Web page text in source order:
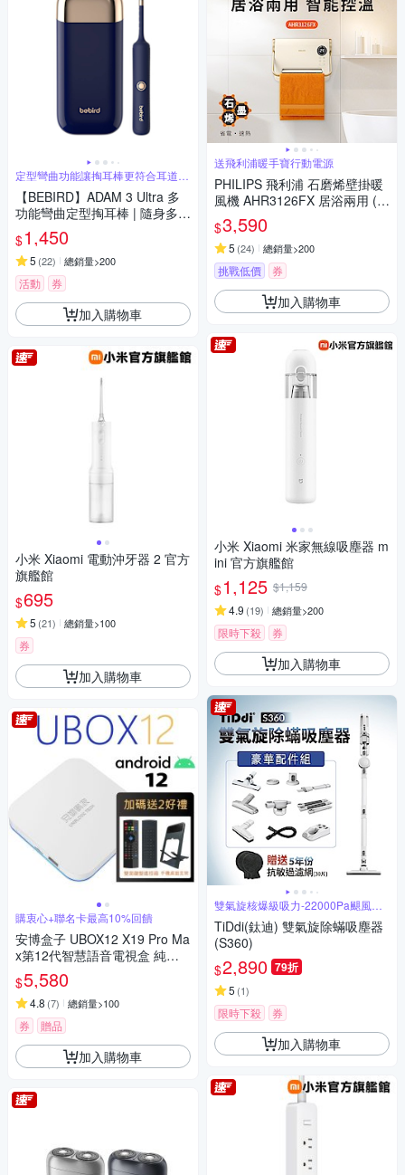
定型彎曲功能讓掏耳棒更符合耳道曲
線
【BEBIRD】ADAM 3 Ultra 多
功能彎曲定型掏耳棒 | 隨身多功
能配件盒獨家豪華版
$1,450
5 (22) 總銷量>200
活動 券
加入購物車
小米 Xiaomi 電動沖牙器 2 官方
旗艦館
$695
5 (21) 總銷量>100
券
加入購物車
購衷心+聯名卡最高10%回饋
安博盒子 UBOX12 X19 Pro Ma
x第12代智慧語音電視盒 純淨
版
$5,580
4.8 (7) 總銷量>100
券 贈品
加入購物車
送飛利浦暖手寶行動電源
PHILIPS 飛利浦 石磨烯壁掛暖
風機 AHR3126FX 居浴兩用 (快
速到貨)
$3,590
5 (24) 總銷量>200
挑戰低價 券
加入購物車
小米 Xiaomi 米家無線吸塵器 m
ini 官方旗艦館
$1,125 $1,159
4.9 (19) 總銷量>200
限時下殺 券
加入購物車
雙氣旋核爆級吸力-22000Pa颶風橫
掃
TiDdi(鈦迪) 雙氣旋除蟎吸塵器
(S360)
$2,890 79折
5 (1)
限時下殺 券
加入購物車